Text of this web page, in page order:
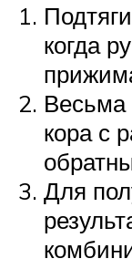
когда
кора с
Для